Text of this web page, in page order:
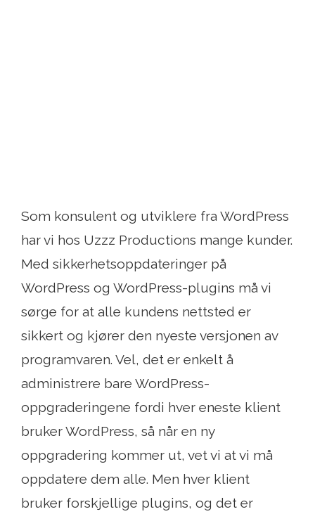
Som konsulent og utviklere fra WordPress
har vi hos Uzzz Productions mange kunder.
Med sikkerhetsoppdateringer på
WordPress og WordPress-plugins må vi
sørge for at alle kundens nettsted er
sikkert og kjører den nyeste versjonen av
programvaren. Vel, det er enkelt å
administrere bare WordPress-
oppgraderingene fordi hver eneste klient
bruker WordPress, så når en ny
oppgradering kommer ut, vet vi at vi må
oppdatere dem alle. Men hver klient
bruker forskjellige plugins, og det er